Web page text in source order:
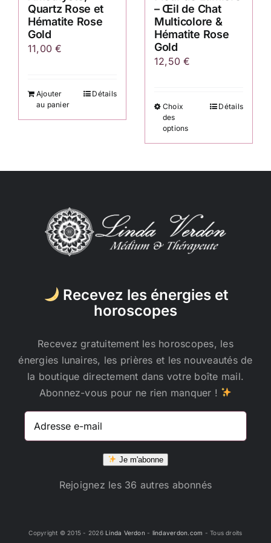
du
produit
produit
Quartz Rose et
Hématite Rose
Gold
11,00€
Ajouter
au panier
Détails
– Œil de Chat
Multicolore &
Hématite Rose
Gold
12,50€
Choix
des
options
Ce
a
variations.
peuvent
être
la
produit
Détails
Recevez les énergies et
horoscopes
Recevez gratuitement les horoscopes, les
énergies lunaires, les prières et les nouveautés de
la boutique directement dans votre boîte mail.
Abonnez-vous pour ne rien manquer !
Adresse
Je m'abonne
Rejoignez les 36 autres abonnés
Copyright © 2015 - 2026 Linda Verdon- lindaverdon.com - Tous droits